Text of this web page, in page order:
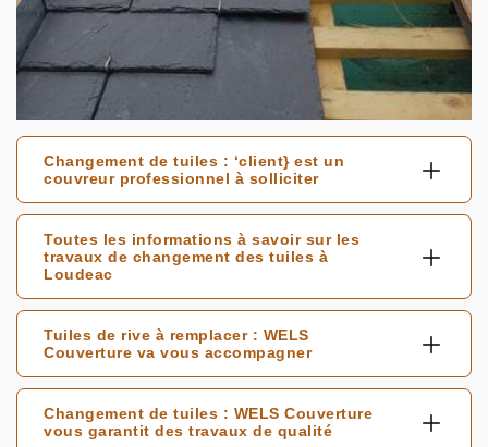
Changement de tuiles : ‘client} est un
couvreur professionnel à solliciter
Toutes les informations à savoir sur les
travaux de changement des tuiles à
Loudeac
Tuiles de rive à remplacer : WELS
Couverture va vous accompagner
Changement de tuiles : WELS Couverture
vous garantit des travaux de qualité